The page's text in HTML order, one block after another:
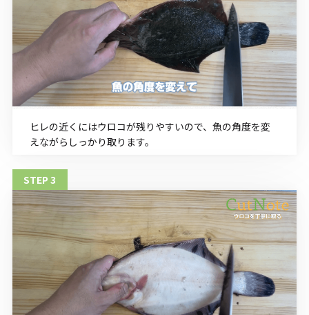
ヒレの近くにはウロコが残りやすいので、魚の角度を変
えながらしっかり取ります。